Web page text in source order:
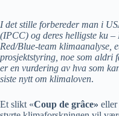
I det stille forbereder man i
(IPCC) og deres helligste ku –
Red/Blue-team klimaanalyse,
prosjektstyring, noe som aldri
er en vurdering av hva som
siste nytt om klimaloven.
Et slikt «Coup de grâce» eller